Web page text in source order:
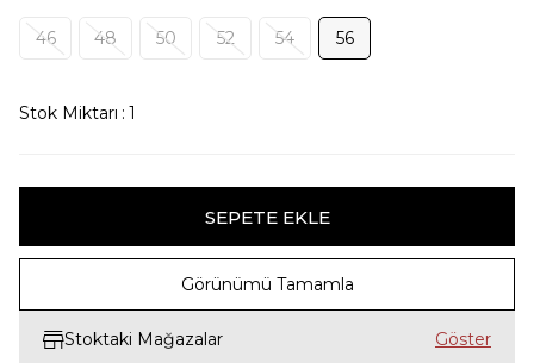
46 48 50 52 54 56
Stok Miktarı : 1
Görünümü Tamamla
Stoktaki Mağazalar